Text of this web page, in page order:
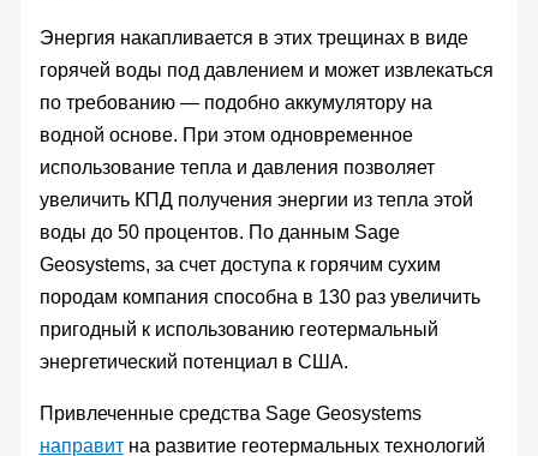
Энергия накапливается в этих трещинах в виде
горячей воды под давлением и может извлекаться
по требованию — подобно аккумулятору на
водной основе. При этом одновременное
использование тепла и давления позволяет
увеличить КПД получения энергии из тепла этой
воды до 50 процентов. По данным Sage
Geosystems, за счет доступа к горячим сухим
породам компания способна в 130 раз увеличить
пригодный к использованию геотермальный
энергетический потенциал в США.
Привлеченные средства Sage Geosystems
направитна развитие геотермальных технологий